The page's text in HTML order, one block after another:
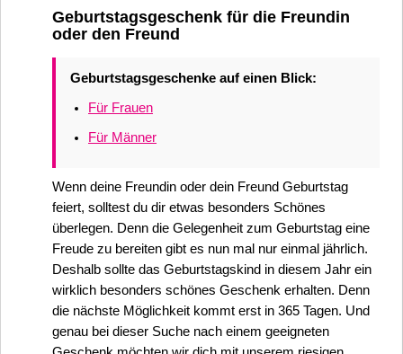
Geburtstagsgeschenk für die Freundin
oder den Freund
Geburtstagsgeschenke auf einen Blick:
Für Frauen
Für Männer
Wenn deine Freundin oder dein Freund Geburtstag
feiert, solltest du dir etwas besonders Schönes
überlegen. Denn die Gelegenheit zum Geburtstag eine
Freude zu bereiten gibt es nun mal nur einmal jährlich.
Deshalb sollte das Geburtstagskind in diesem Jahr ein
wirklich besonders schönes Geschenk erhalten. Denn
die nächste Möglichkeit kommt erst in 365 Tagen. Und
genau bei dieser Suche nach einem geeigneten